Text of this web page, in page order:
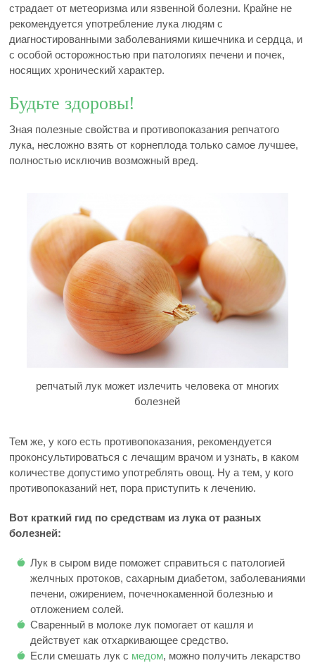
страдает от метеоризма или язвенной болезни. Крайне не
рекомендуется употребление лука людям с
диагностированными заболеваниями кишечника и сердца, и
с особой осторожностью при патологиях печени и почек,
носящих хронический характер.
Будьте здоровы!
Зная полезные свойства и противопоказания репчатого
лука, несложно взять от корнеплода только самое лучшее,
полностью исключив возможный вред.
репчатый лук может излечить человека от многих
болезней
Тем же, у кого есть противопоказания, рекомендуется
проконсультироваться с лечащим врачом и узнать, в каком
количестве допустимо употреблять овощ. Ну а тем, у кого
противопоказаний нет, пора приступить к лечению.
Вот краткий гид по средствам из лука от разных
болезней:
Лук в сыром виде поможет справиться с патологией
желчных протоков, сахарным диабетом, заболеваниями
печени, ожирением, почечнокаменной болезнью и
отложением солей.
Сваренный в молоке лук помогает от кашля и
действует как отхаркивающее средство.
Если смешать лук с медом, можно получить лекарство